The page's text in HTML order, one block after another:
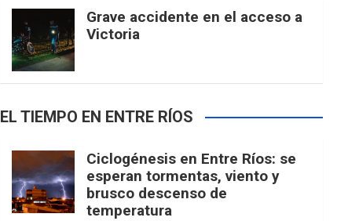
Grave accidente en el acceso a
Victoria
EL TIEMPO EN ENTRE RÍOS
Ciclogénesis en Entre Ríos: se
esperan tormentas, viento y
brusco descenso de
temperatura